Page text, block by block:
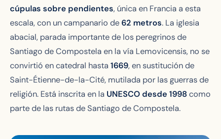
cúpulas sobre pendientes, única en Francia a esta
escala, con un campanario de62 metros. La iglesia
abacial, parada importante de los peregrinos de
Santiago de Compostela en la vía Lemovicensis, no se
convirtió en catedral hasta 1669, en sustitución de
Saint-Étienne-de-la-Cité, mutilada por las guerras de
religión. Está inscrita en la UNESCO desde 1998como
parte de las rutas de Santiago de Compostela.